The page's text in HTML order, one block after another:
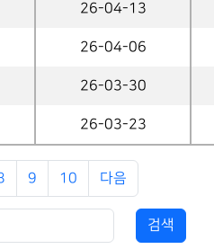
26-04-13
26-04-06
26-03-30
26-03-23
9 10 다음